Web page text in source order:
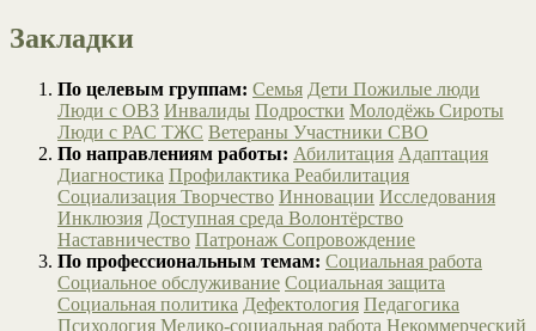
Закладки
По целевым группам: Семья Дети Пожилые люди
Люди с ОВЗ Инвалиды Подростки Молодёжь Сироты
Люди с РАС ТЖС Ветераны Участники СВО
По направлениям работы: Абилитация Адаптация
Диагностика Профилактика Реабилитация
Социализация Творчество Инновации Исследования
Инклюзия Доступная среда Волонтёрство
Наставничество Патронаж Сопровождение
По профессиональным темам: Социальная работа
Социальное обслуживание Социальная защита
Социальная политика Дефектология Педагогика
Психология Медико-социальная работа Некоммерческий